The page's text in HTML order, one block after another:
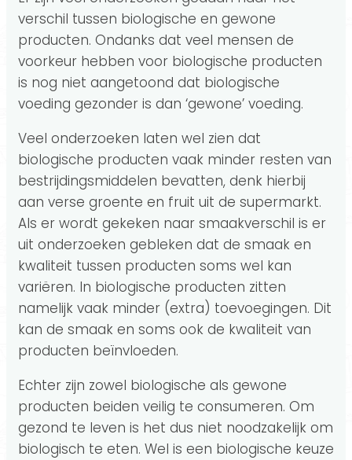
verschil tussen biologische en gewone
producten. Ondanks dat veel mensen de
voorkeur hebben voor biologische producten
is nog niet aangetoond dat biologische
voeding gezonder is dan ‘gewone’ voeding.
Veel onderzoeken laten wel zien dat
biologische producten vaak minder resten van
bestrijdingsmiddelen bevatten, denk hierbij
aan verse groente en fruit uit de supermarkt.
Als er wordt gekeken naar smaakverschil is er
uit onderzoeken gebleken dat de smaak en
kwaliteit tussen producten soms wel kan
variëren. In biologische producten zitten
namelijk vaak minder (extra) toevoegingen. Dit
kan de smaak en soms ook de kwaliteit van
producten beïnvloeden.
Echter zijn zowel biologische als gewone
producten beiden veilig te consumeren. Om
gezond te leven is het dus niet noodzakelijk om
biologisch te eten. Wel is een biologische keuze